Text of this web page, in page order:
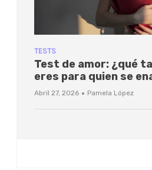
TESTS
Test de amor: ¿qué
eres para quien se
Abril 27, 2026 · Pamela López